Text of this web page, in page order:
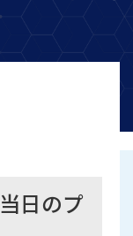
当日のプ